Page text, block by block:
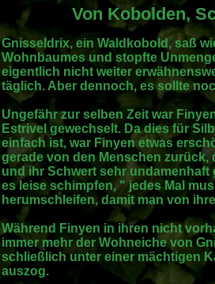
Von Kobolden,
Gnisseldrix, ein Waldkobold, saß
Wohnbaumes und stopfte
eigentlich nicht weiter
täglich. Aber dennoch, es sollte
Ungefähr zur selben Zeit war
Estrivel gewechselt. Da dies für
einfach ist, war Finyen etwas
gerade von den Menschen
und ihr Schwert sehr
es leise schimpfen, " jedes Mal
herumschleifen, damit man von
Während Finyen in ihren nicht
immer mehr der Wohneiche von
schließlich unter einer mächtigen
auszog.